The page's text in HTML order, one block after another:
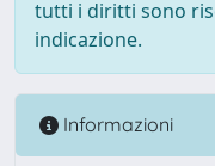
tutti i diritti sono
indicazione.
Informazioni